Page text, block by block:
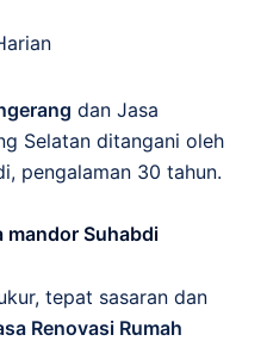
dan Jasa
Selatan ditangani oleh
pengalaman 30 tahun.
mandor Suhabdi
tepat sasaran dan
Renovasi Rumah